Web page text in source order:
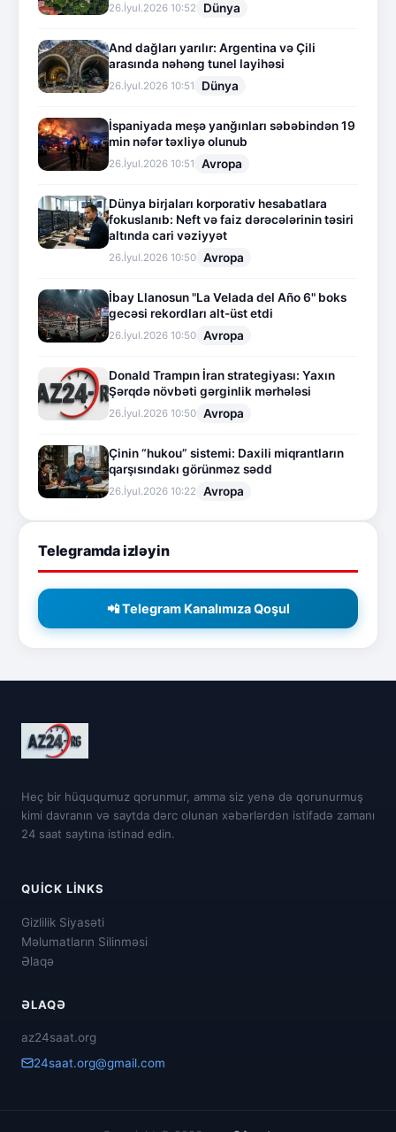
26.İyul.2026 10:52 Dünya
And dağları yarılır: Argentina və Çili
arasında nəhəng tunel layihəsi
26.İyul.2026 10:51 Dünya
İspaniyada meşə yanğınları səbəbindən 19
min nəfər təxliyə olunub
26.İyul.2026 10:51 Avropa
Dünya birjaları korporativ hesabatlara
fokuslanıb: Neft və faiz dərəcələrinin təsiri
altında cari vəziyyət
26.İyul.2026 10:50 Avropa
İbay Llanosun "La Velada del Año 6" boks
gecəsi rekordları alt-üst etdi
26.İyul.2026 10:50 Avropa
Donald Trampın İran strategiyası: Yaxın
Şərqdə növbəti gərginlik mərhələsi
26.İyul.2026 10:50 Avropa
Çinin “hukou” sistemi: Daxili miqrantların
qarşısındakı görünməz sədd
26.İyul.2026 10:22 Avropa
Telegramda izləyin
📲 Telegram Kanalımıza Qoşul
Heç bir hüququmuz qorunmur, amma siz yenə də qorunurmuş
kimi davranın və saytda dərc olunan xəbərlərdən istifadə zamanı
24 saat saytına istinad edin.
QUICK LINKS
Gizlilik Siyasəti
Məlumatların Silinməsi
Əlaqə
ƏLAQƏ
az24saat.org
24saat.org@gmail.com